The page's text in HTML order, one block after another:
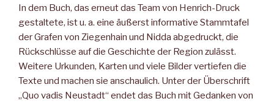
In dem Buch, das erneut das Team von Henrich-Druck
gestaltete, ist u. a. eine äußerst informative Stammtafel
der Grafen von Ziegenhain und Nidda abgedruckt, die
Rückschlüsse auf die Geschichte der Region zulässt.
Weitere Urkunden, Karten und viele Bilder vertiefen die
Texte und machen sie anschaulich. Unter der Überschrift
„Quo vadis Neustadt“ endet das Buch mit Gedanken von